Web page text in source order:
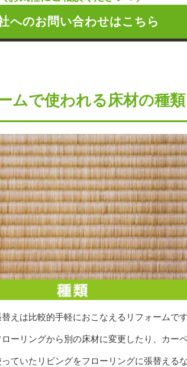
へのお問い合わせはこちら
ムで使われる床材の種類
えは比較的手軽におこなえるリフォームです
ーリングから別の床材に変更したり、カー
っていたリビングをフローリングに張替えるな